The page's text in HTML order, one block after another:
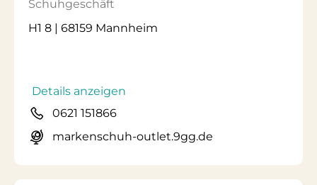
Schuhgeschäft
H1 8 | 68159 Mannheim
Details anzeigen
0621 151866
markenschuh-outlet.9gg.de